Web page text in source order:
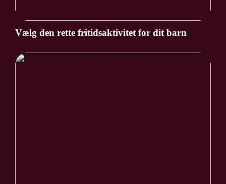
Vælg den rette fritidsaktivitet for dit barn